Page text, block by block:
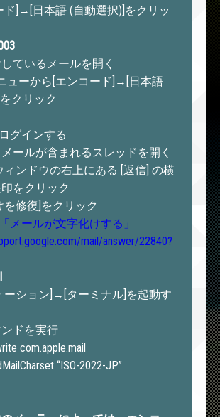
ド]→[日本語 (自動選択)]をクリッ
ているメールを開く
ューから[エンコード]→[日本語
クリック
ログインする
メールが含まれるスレッドを開く
ィンドウの右上にある [返信] の横
をクリック
を修復]をクリック
メールが文字化けする」
mail/answer/22840?
ーション]→[ターミナル]を起動す
ンドを実行
com.apple.mail
“ISO-2022-JP”